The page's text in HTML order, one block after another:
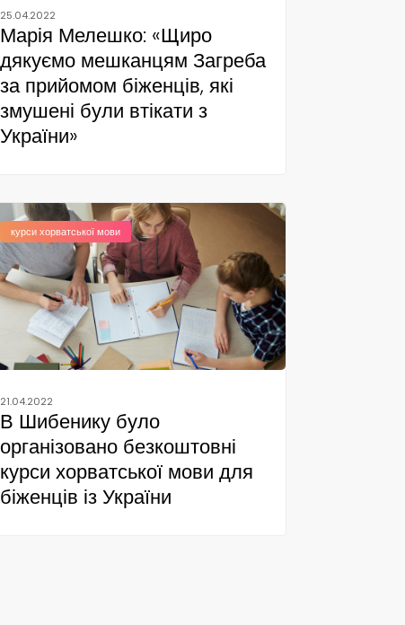
25.04.2022
Марія Мелешко: «Щиро
дякуємо мешканцям Загреба
за прийомом біженців, які
змушені були втікати з
України»
курси хорватської мови
21.04.2022
В Шибенику було
організовано безкоштовні
курси хорватської мови для
біженців із України